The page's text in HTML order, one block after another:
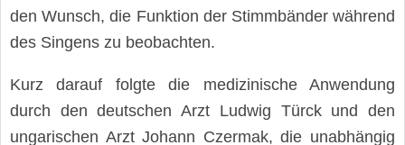
den Wunsch, die Funktion der Stimmbänder während
des Singens zu beobachten.
Kurz darauf folgte die medizinische Anwendung
durch den deutschen Arzt Ludwig Türck und den
ungarischen Arzt Johann Czermak, die unabhängig